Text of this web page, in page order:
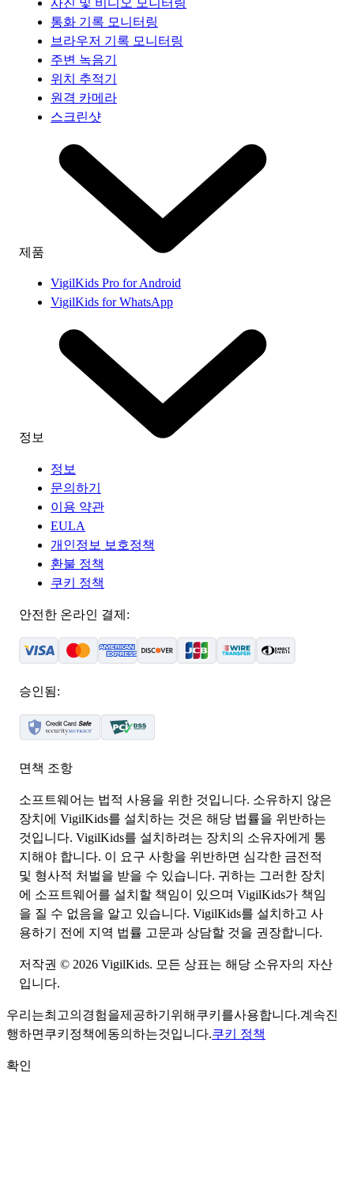
통화 기록 모니터링
브라우저 기록 모니터링
주변 녹음기
위치 추적기
원격 카메라
스크린샷
제품
VigilKids Pro for Android
VigilKids for WhatsApp
정보
정보
문의하기
이용 약관
EULA
개인정보 보호정책
환불 정책
쿠키 정책
안전한 온라인 결제:
승인됨:
면책 조항
소프트웨어는 법적 사용을 위한 것입니다. 소유하지 않은
장치에 VigilKids를 설치하는 것은 해당 법률을 위반하는
것입니다. VigilKids를 설치하려는 장치의 소유자에게 통
지해야 합니다. 이 요구 사항을 위반하면 심각한 금전적
및 형사적 처벌을 받을 수 있습니다. 귀하는 그러한 장치
에 소프트웨어를 설치할 책임이 있으며 VigilKids가 책임
을 질 수 없음을 알고 있습니다. VigilKids를 설치하고 사
용하기 전에 지역 법률 고문과 상담할 것을 권장합니다.
저작권 © 2026 VigilKids. 모든 상표는 해당 소유자의 자산
입니다.
우리는최고의 경험을제공하기 위해 쿠키를사용합니다.계속진
행하면 쿠키 정책에 동의하는것입니다.쿠키 정책
확인